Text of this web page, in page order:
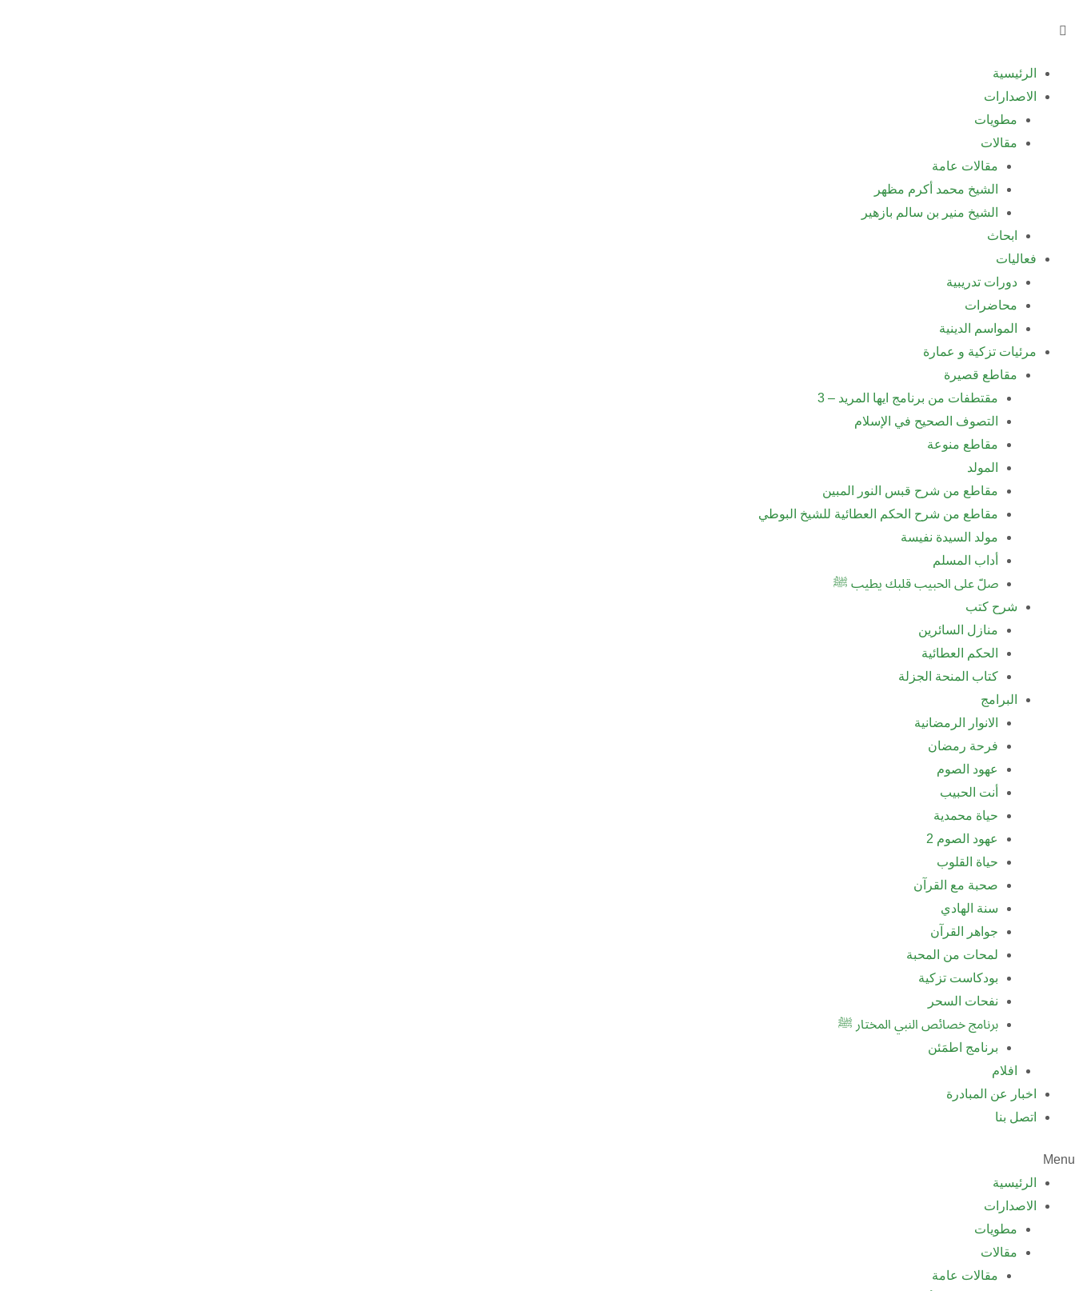
تخطي
المحتوى الرئيسية
الاصدارات
مطويات
مقالات
مقالات عامة
الشيخ محمد أكرم مظهر
الشيخ منير بن سالم بازهير
ابحاث
فعاليات
دورات تدريبية
محاضرات
المواسم الدينية
مرئيات تزكية و عمارة
مقاطع قصيرة
مقتطفات من برنامج ايها المريد – 3
التصوف الصحيح في الإسلام
مقاطع منوعة
المولد
مقاطع من شرح قبس النور المبين
مقاطع من شرح الحكم العطائية للشيخ البوطي
مولد السيدة نفيسة
أداب المسلم
صلّ على الحبيب قلبك يطيب ﷺ
شرح كتب
منازل السائرين
الحكم العطائية
كتاب المنحة الجزلة
البرامج
الانوار الرمضانية
فرحة رمضان
عهود الصوم
أنت الحبيب
حياة محمدية
عهود الصوم 2
حياة القلوب
صحبة مع القرآن
سنة الهادي
جواهر القرآن
لمحات من المحبة
بودكاست تزكية
نفحات السحر
برنامج خصائص النبي المختار ﷺ
برنامج اطمَئن
افلام
اخبار عن المبادرة
اتصل بنا
Menu
الرئيسية
الاصدارات
مطويات
مقالات
مقالات عامة